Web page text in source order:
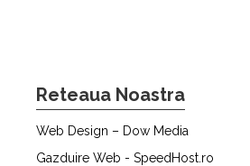
Reteaua Noastra
Web Design – Dow Media
Gazduire Web - SpeedHost.ro